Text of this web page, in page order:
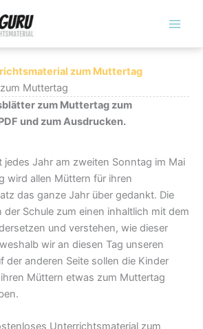
zum Muttertag
Muttertag
zum Muttertag zum
und zum Ausdrucken.
jedes Jahr am zweiten Sonntag im Mai
wird allen Müttern für ihren
das ganze Jahr über gedankt. Die
der Schule zum einen inhaltlich mit dem
und verstehen, wie dieser
wir an diesen Tag unseren
der anderen Seite sollen die Kinder
Müttern etwas zum Muttertag
Unterrichtsmaterial zum